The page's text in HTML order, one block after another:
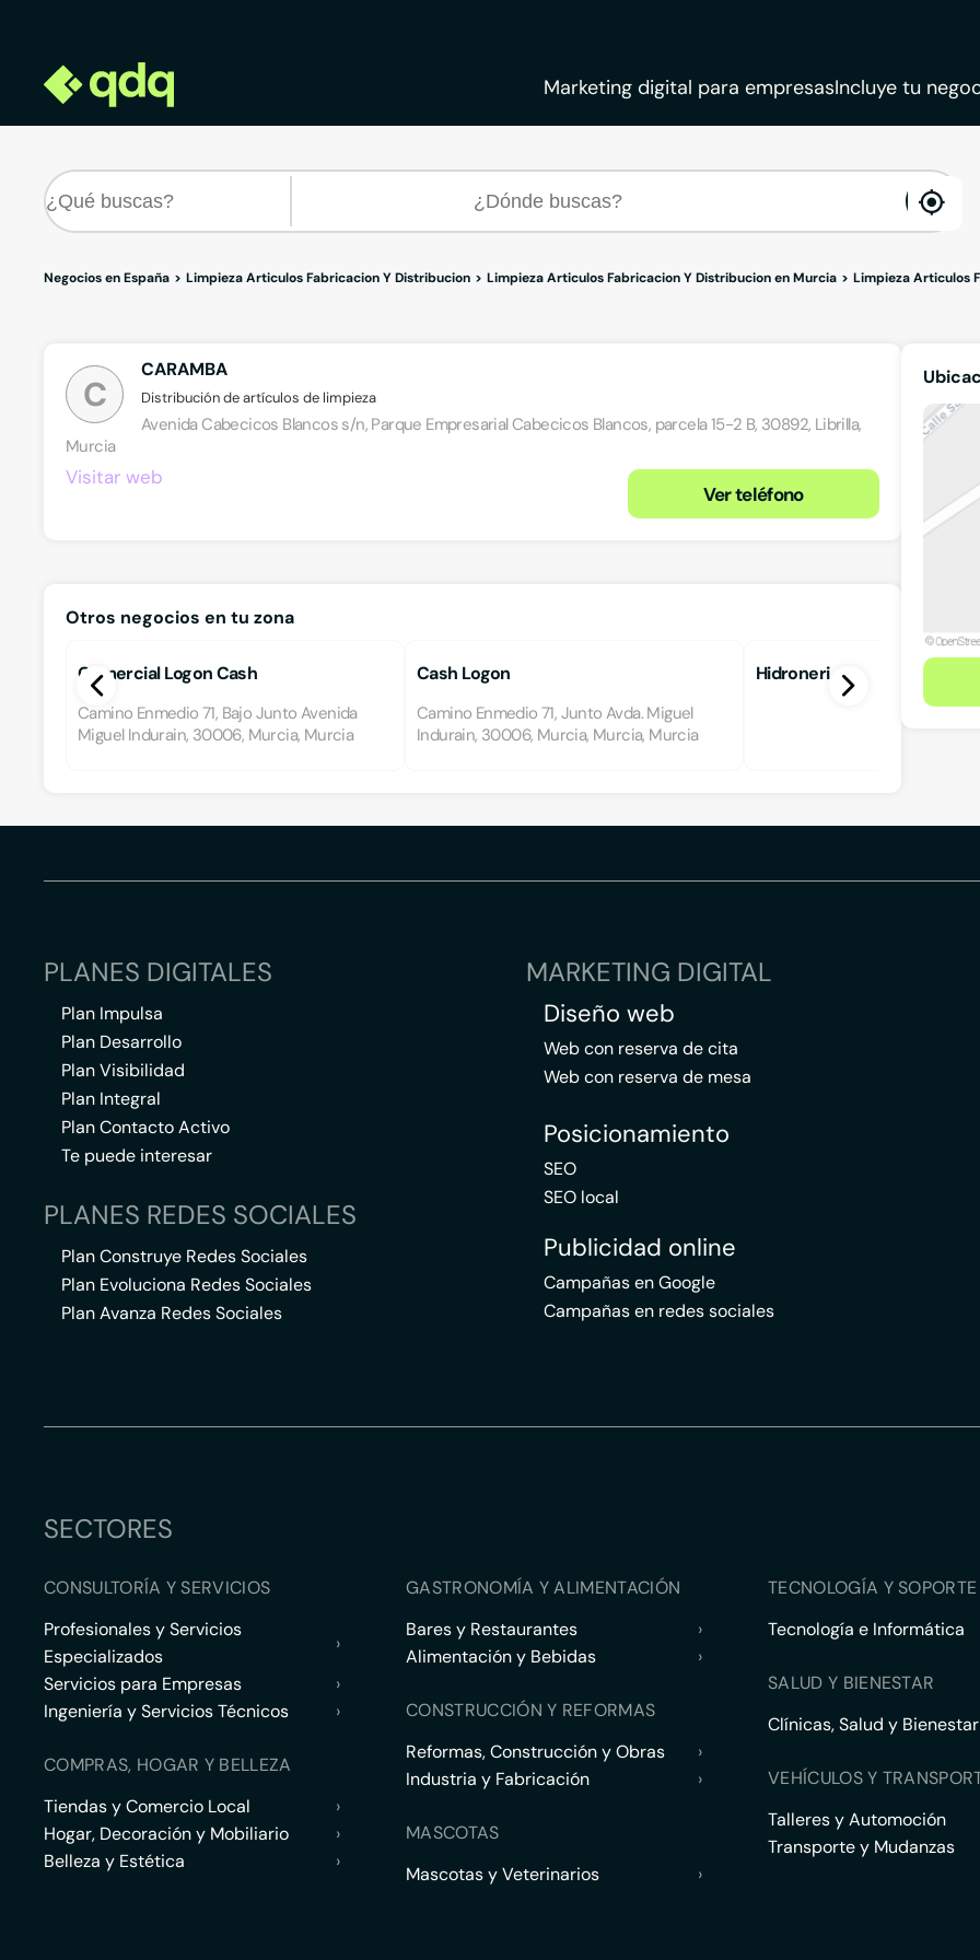
Marketing digital para empresasIncluye tu
Negocios en España Limpieza Articulos Fabricacion Y Distribucion Limpieza Articulos Fabricacion Y Distribucion en Murcia Limpieza Articulos
C
CARAMBA
Distribución de artículos de limpieza
Avenida Cabecicos Blancos s/n, Parque Empresarial Cabecicos Blancos, parcela 15-2 B, 30892, Librilla,
Murcia
Visitar web
Ver teléfono
Otros negocios en tu zona
Comercial Logon Cash
Camino Enmedio 71, Bajo Junto Avenida
Miguel Indurain, 30006, Murcia, Murcia
Cash Logon
Camino Enmedio 71, Junto Avda. Miguel
Indurain, 30006, Murcia, Murcia, Murcia
Hidroneri
PLANES DIGITALES
Plan Impulsa
Plan Desarrollo
Plan Visibilidad
Plan Integral
Plan Contacto Activo
Te puede interesar
PLANES REDES SOCIALES
Plan Construye Redes Sociales
Plan Evoluciona Redes Sociales
Plan Avanza Redes Sociales
MARKETING DIGITAL
Diseño web
Web con reserva de cita
Web con reserva de mesa
Posicionamiento
SEO
SEO local
Publicidad online
Campañas en Google
Campañas en redes sociales
SECTORES
CONSULTORÍA Y SERVICIOS
Profesionales y Servicios
Especializados
›
Servicios para Empresas
›
Ingeniería y Servicios Técnicos
›
COMPRAS, HOGAR Y BELLEZA
Tiendas y Comercio Local
›
Hogar, Decoración y Mobiliario
›
Belleza y Estética
›
GASTRONOMÍA Y ALIMENTACIÓN
Bares y Restaurantes
›
Alimentación y Bebidas
›
CONSTRUCCIÓN Y REFORMAS
Reformas, Construcción y Obras
›
Industria y Fabricación
›
MASCOTAS
Mascotas y Veterinarios
›
TECNOLOGÍA Y
Tecnología e Informática
SALUD Y BIENESTAR
Clínicas, Salud y Bienestar
VEHÍCULOS Y
Talleres y Automoción
Transporte y Mudanzas